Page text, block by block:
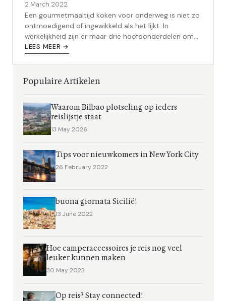
2 March 2022
Een gourmetmaaltijd koken voor onderweg is niet zo
ontmoedigend of ingewikkeld als het lijkt. In
werkelijkheid zijn er maar drie hoofdonderdelen om
rekening mee te houden: voorbere...
LEES MEER →
Populaire Artikelen
Waarom Bilbao plotseling op ieders
reislijstje staat
13 May 2026
Tips voor nieuwkomers in New York City
26 February 2022
buona giornata Sicilië!
13 June 2022
Hoe camperaccessoires je reis nog veel
leuker kunnen maken
30 May 2023
Op reis? Stay connected!